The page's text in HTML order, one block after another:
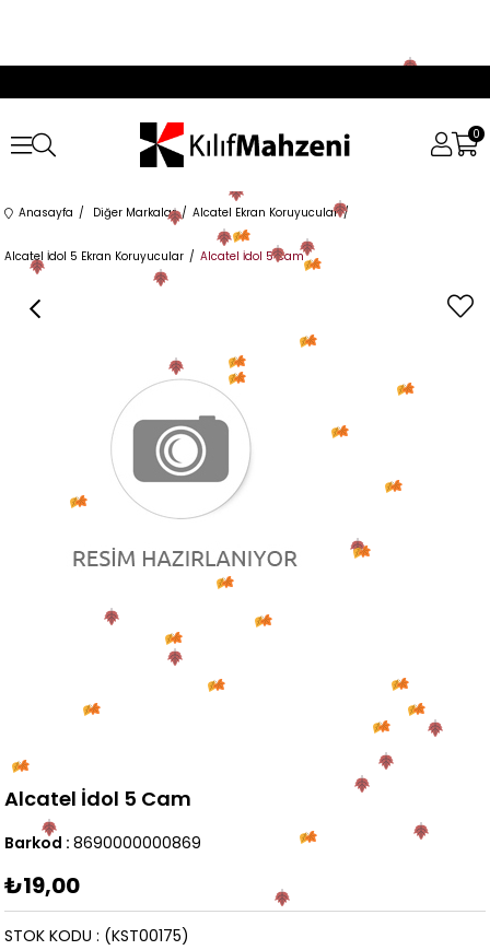
0
Anasayfa Diğer Markalar Alcatel Ekran Koruyucular
Alcatel İdol 5 Ekran Koruyucular Alcatel İdol 5 Cam
Alcatel İdol 5 Cam
Barkod : 8690000000869
₺19,00
(KST00175)
STOK KODU